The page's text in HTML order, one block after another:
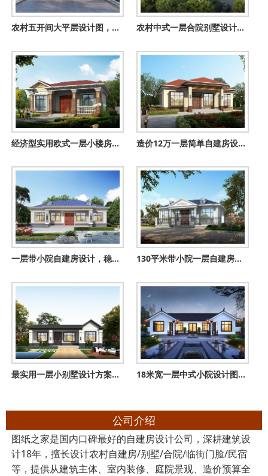
农村五开间大平层设计图，主体15万就能建。 农村中式一层合院别墅设计图，带小院子规划设计
经济型实用欧式一层小楼房别墅平房设计图，11X10米 造价12万一层简单自建房设计户型图，占地面积140平方米左右
一层带小院自建房设计，稳重经济，适合老人自住养老 130平米带小院一层自建房屋设计图，省钱实用，养老房首选
最实用一层小别墅设计方案，造价不高颜值高，家家都喜欢！ 18米宽一层中式小院设计图，三合院户型布局宽敞大气
公司介绍
图纸之家是国内口碑最好的自建房设计公司，深耕建筑设
计18年，擅长设计农村自建房/别墅/合院/临街门脸/民宿
等，提供从建筑主体、室内装修、庭院景观、造价预算全